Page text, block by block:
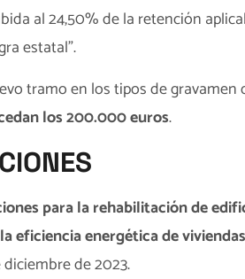
al 24,50% de la retención
estatal”.
tramo en los tipos de gravamen
los 200.000 euros.
para la rehabilitación de
eficiencia energética de
de 2023.